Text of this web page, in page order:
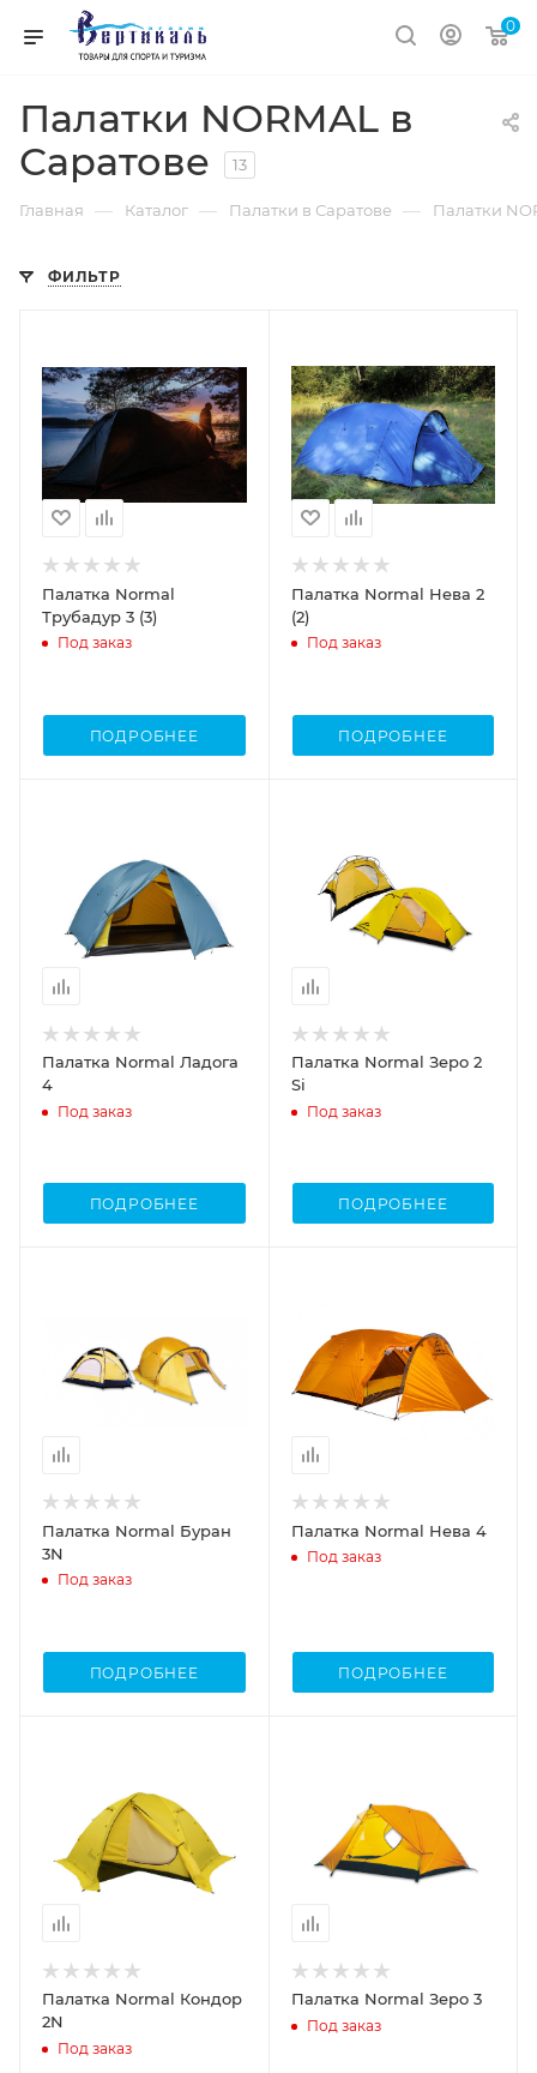
0
Палатки NORMAL в
Саратове
13
Главная — Каталог — Палатки в Саратове — Палатки
ФИЛЬТР
Палатка Normal
Трубадур 3 (3)
Под заказ
ПОДРОБНЕЕ
Палатка Normal Нева 2
(2)
Под заказ
ПОДРОБНЕЕ
Палатка Normal Ладога
4
Под заказ
ПОДРОБНЕЕ
Палатка Normal Зеро 2
Si
Под заказ
ПОДРОБНЕЕ
Палатка Normal Буран
3N
Под заказ
ПОДРОБНЕЕ
Палатка Normal Нева 4
Под заказ
ПОДРОБНЕЕ
Палатка Normal Кондор
2N
Под заказ
Палатка Normal Зеро 3
Под заказ